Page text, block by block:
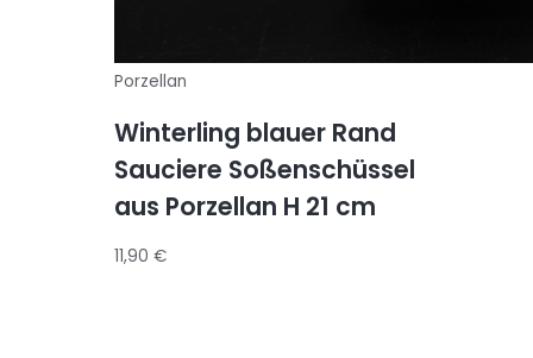
Porzellan
Winterling blauer Rand
Sauciere Soßenschüssel
aus Porzellan H 21 cm
11,90€